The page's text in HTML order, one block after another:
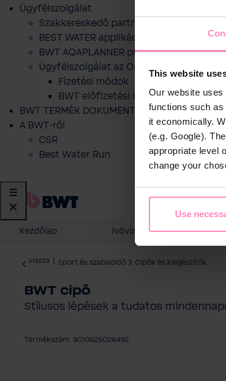
This website
Our website
functions such as
it economically.
(e.g. Google).
appropriate level
change your
Use
Ügyfélszolgálat
Szakkereskedő partnereink
BEST WATER applikáció
BWT AQAPLANNER program
Ügyfélszolgálat az Online webshophoz
Fizetési módok
BWT előfizetési szolgáltatása
BWT TERMÉK DOKUMENTÁCIÓ
A BWT-ről
CSR
Best Water Run
Kezdőlap Ivóvíz szűrés
vissza Sport és szabadidő Cipők és kiegészítők
BWT cipő
Stílusos lépések a tudatos
Termékszám: 9010625026492